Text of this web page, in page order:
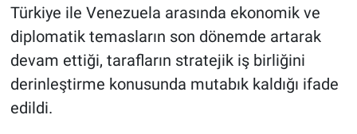
Türkiye ile Venezuela arasında ekonomik ve
diplomatik temasların son dönemde artarak
devam ettiği, tarafların stratejik iş birliğini
derinleştirme konusunda mutabık kaldığı ifade
edildi.